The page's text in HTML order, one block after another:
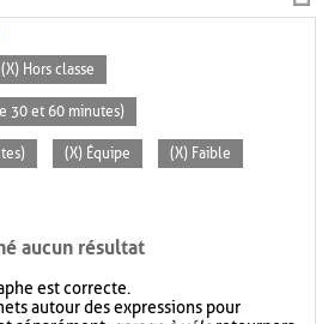
(X) Hors classe
30 et 60 minutes)
(X) Équipe (X) Faible
aucun résultat
est correcte.
autour des expressions pour